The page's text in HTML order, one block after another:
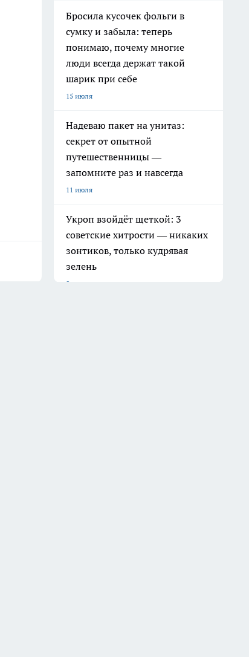
Бросила кусочек фольги в
сумку и забыла: теперь
понимаю, почему многие
люди всегда держат такой
шарик при себе
15 июля
Надеваю пакет на унитаз:
секрет от опытной
путешественницы —
запомните раз и навсегда
11 июля